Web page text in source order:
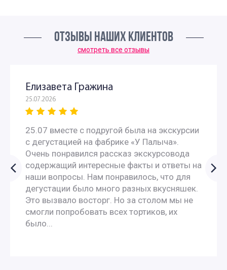
ОТЗЫВЫ НАШИХ КЛИЕНТОВ
смотреть все отзывы
Елизавета Гражина
25.07.2026
25.07 вместе с подругой была на экскурсии
с дегустацией на фабрике «У Палыча».
Очень понравился рассказ экскурсовода
содержащий интересные факты и ответы на
наши вопросы. Нам понравилось, что для
дегустации было много разных вкусняшек.
Это вызвало восторг. Но за столом мы не
смогли попробовать всех тортиков, их
было...